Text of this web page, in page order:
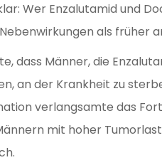
Wer Enzalutamid und
als früher
dass Männer, die
an der Krankheit zu
verlangsamte das
mit hoher